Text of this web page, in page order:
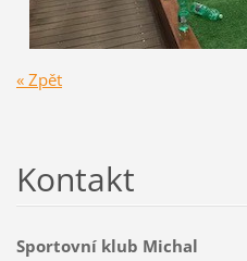
« Zpět
Kontakt
Sportovní klub Michal